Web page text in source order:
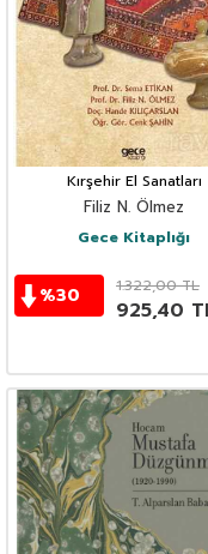
Kırşehir El Sanatları
Filiz N. Ölmez
Gece Kitaplığı
%30 1.322,00TL
925,40